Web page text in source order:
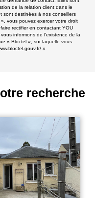
de la relation client dans le
sont destinées à nos conseillers
vous pouvez exercer votre droit
rectifier en contactant YOU
vous informons de l'existence de la
« Bloctel », sur laquelle vous
»
recherche